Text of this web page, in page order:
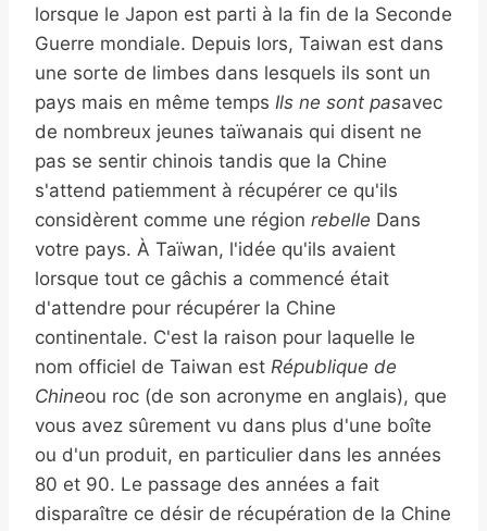
lorsque le Japon est parti à la fin de la Seconde
Guerre mondiale. Depuis lors, Taiwan est dans
une sorte de limbes dans lesquels ils sont un
pays mais en même temps Ils ne sont pasavec
de nombreux jeunes taïwanais qui disent ne
pas se sentir chinois tandis que la Chine
s'attend patiemment à récupérer ce qu'ils
considèrent comme une région rebelle Dans
votre pays. À Taïwan, l'idée qu'ils avaient
lorsque tout ce gâchis a commencé était
d'attendre pour récupérer la Chine
continentale. C'est la raison pour laquelle le
nom officiel de Taiwan est République de
Chineou roc (de son acronyme en anglais), que
vous avez sûrement vu dans plus d'une boîte
ou d'un produit, en particulier dans les années
80 et 90. Le passage des années a fait
disparaître ce désir de récupération de la Chine